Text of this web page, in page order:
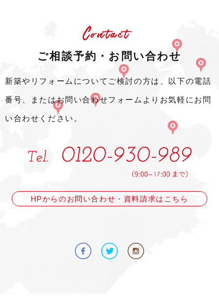
Contact
ご相談予約・お問い合わせ
新築やリフォームについてご検討の方は、以下の電話
番号、またはお問い合わせフォームよりお気軽にお問
い合わせください。
HPからのお問い合わせ・資料請求はこちら